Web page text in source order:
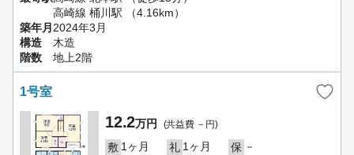
高崎線 桶川駅 （4.16km）
築年月 2024年3月
構造
木造
階数
地上2階
1号室
12.2万円 (共益費 －円)
敷 1ヶ月 礼 1ヶ月 保 －